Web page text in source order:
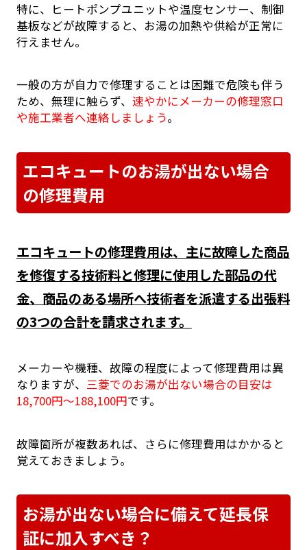
特に、ヒートポンプユニットや温度センサー、制御
基板などが故障すると、お湯の加熱や供給が正常に
行えません。
一般の方が自力で修理することは困難で危険も伴う
ため、無理に触らず、 速やかにメーカーの修理窓口
や施工業者へ連絡しましょう。
エコキュートのお湯が出ない場合
の修理費用
エコキュートの修理費用は、主に故障した商品
を修復する技術料と修理に使用した部品の代
金、商品のある場所へ技術者を派遣する出張料
の3つの合計を請求されます。
メーカーや機種、故障の程度によって修理費用は異
なりますが、 三菱でのお湯が出ない場合の目安は
18,700円～188,100円です。
故障箇所が複数あれば、さらに修理費用はかかると
覚えておきましょう。
お湯が出ない場合に備えて延長保
証に加入すべき？